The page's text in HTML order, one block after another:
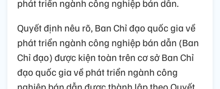
phát triển ngành công nghiệp bán dẫn.
Quyết định nêu rõ, Ban Chỉ đạo quốc gia về
phát triển ngành công nghiệp bán dẫn (Ban
Chỉ đạo) được kiện toàn trên cơ sở Ban Chỉ
đạo quốc gia về phát triển ngành công